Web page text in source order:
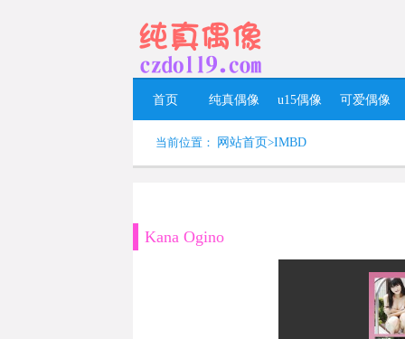
首页 纯真偶像 u15偶像 可爱偶像
当前位置： 网站首页>IMBD
Kana Ogino